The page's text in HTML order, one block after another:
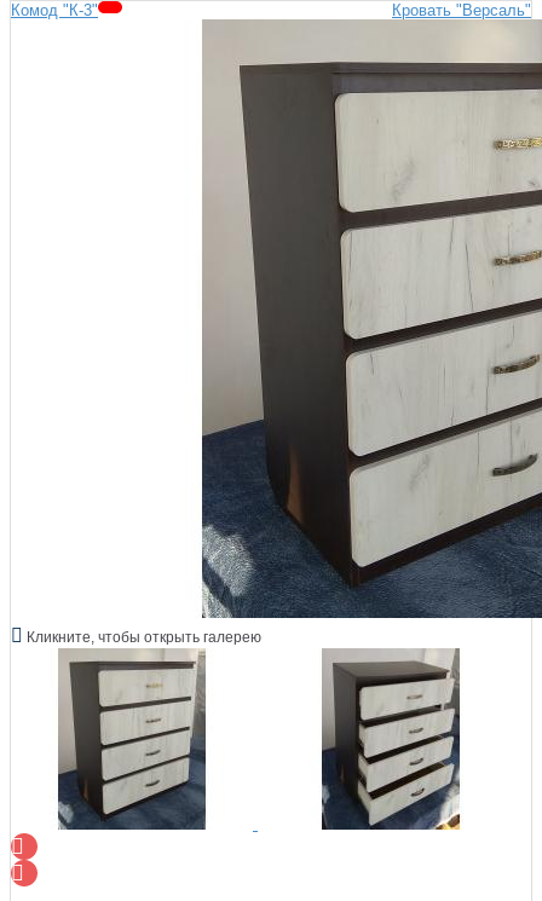
Комод "К-3"
Кровать "Версаль"
Кликните, чтобы открыть галерею